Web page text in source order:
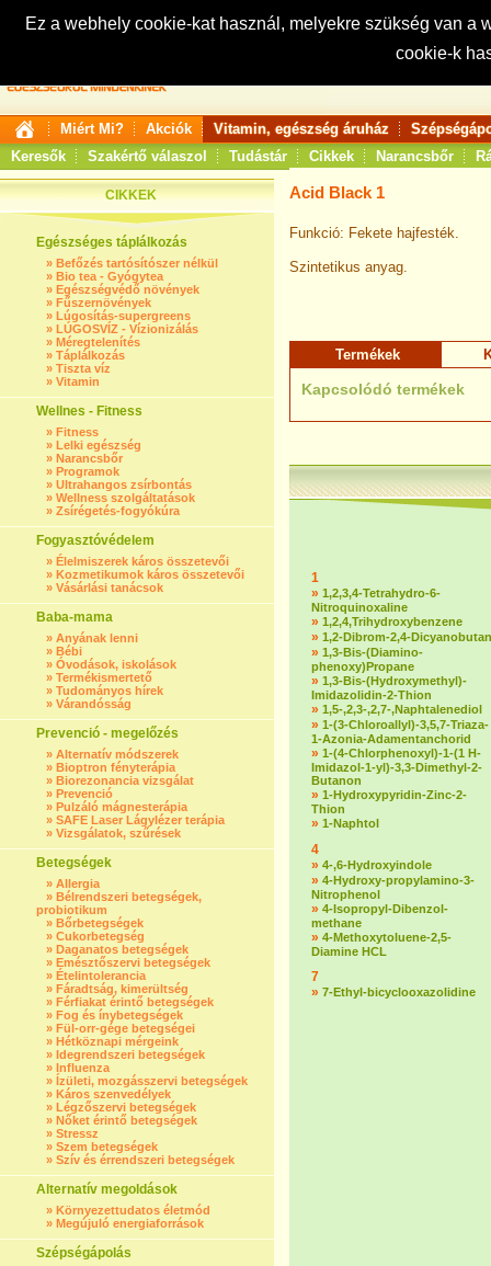
Ez a webhely cookie-kat használ, melyekre szükség van
cookie-k
Keresés:
Miért Mi? Akciók Vitamin, egészség áruház
Keresők
Szakértő válaszol Tudástár Cikkek Narancsbőr
CIKKEK
Egészséges táplálkozás
» Befőzés tartósítószer nélkül
» Bio tea - Gyógytea
» Egészségvédő növények
» Fűszernövények
» Lúgosítás-supergreens
» LÚGOSVÍZ - Vízionizálás
» Méregtelenítés
» Táplálkozás
» Tiszta víz
» Vitamin
Wellnes - Fitness
» Fitness
» Lelki egészség
» Narancsbőr
» Programok
» Ultrahangos zsírbontás
» Wellness szolgáltatások
» Zsírégetés-fogyókúra
Fogyasztóvédelem
» Élelmiszerek káros összetevői
» Kozmetikumok káros összetevői
» Vásárlási tanácsok
Baba-mama
» Anyának lenni
» Bébi
» Óvodások, iskolások
» Termékismertető
» Tudományos hírek
» Várandósság
Prevenció - megelőzés
» Alternatív módszerek
» Bioptron fényterápia
» Biorezonancia vizsgálat
» Prevenció
» Pulzáló mágnesterápia
» SAFE Laser Lágylézer terápia
» Vizsgálatok, szűrések
Betegségek
» Allergia
» Bélrendszeri betegségek,
probiotikum
» Bőrbetegségek
» Cukorbetegség
» Daganatos betegségek
» Emésztőszervi betegségek
» Ételintolerancia
» Fáradtság, kimerültség
» Férfiakat érintő betegségek
» Fog és ínybetegségek
» Fül-orr-gége betegségei
» Hétköznapi mérgeink
» Idegrendszeri betegségek
» Influenza
» Ízületi, mozgásszervi betegségek
» Káros szenvedélyek
» Légzőszervi betegségek
» Nőket érintő betegségek
» Stressz
» Szem betegségek
» Szív és érrendszeri betegségek
Alternatív megoldások
» Környezettudatos életmód
» Megújuló energiaforrások
Szépségápolás
Acid Black 1
Funkció: Fekete hajfesték.
Szintetikus anyag.
Termékek
Kapcsolódó termékek
1
» 1,2,3,4-Tetrahydro-6-
Nitroquinoxaline
» 1,2,4,Trihydroxybenzene
» 1,2-Dibrom-2,4-Dicyanobutan
» 1,3-Bis-(Diamino-
phenoxy)Propane
» 1,3-Bis-(Hydroxymethyl)-
Imidazolidin-2-Thion
» 1,5-,2,3-,2,7-,Naphtalenediol
» 1-(3-Chloroallyl)-3,5,7-Triaza-
1-Azonia-Adamentanchorid
» 1-(4-Chlorphenoxyl)-1-(1 H-
Imidazol-1-yl)-3,3-Dimethyl-2-
Butanon
» 1-Hydroxypyridin-Zinc-2-
Thion
» 1-Naphtol
4
» 4-,6-Hydroxyindole
» 4-Hydroxy-propylamino-3-
Nitrophenol
» 4-Isopropyl-Dibenzol-
methane
» 4-Methoxytoluene-2,5-
Diamine HCL
7
» 7-Ethyl-bicyclooxazolidine